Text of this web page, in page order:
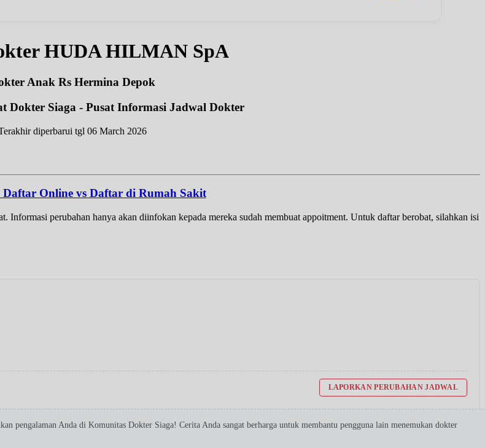
HUDA HILMAN SpA
Anak Rs Hermina Depok
Dokter Siaga - Pusat Informasi Jadwal Dokter
diperbarui tgl 06 March 2026
Online vs Daftar di Rumah Sakit
perubahan hanya akan diinfokan kepada mereka sudah membuat appoitment. Untuk daftar berobat, silahkan isi
LAPORKAN PERUBAHAN JADWAL
pengalaman Anda di Komunitas Dokter Siaga! Cerita Anda sangat berharga untuk membantu pengguna lain menemukan dokter